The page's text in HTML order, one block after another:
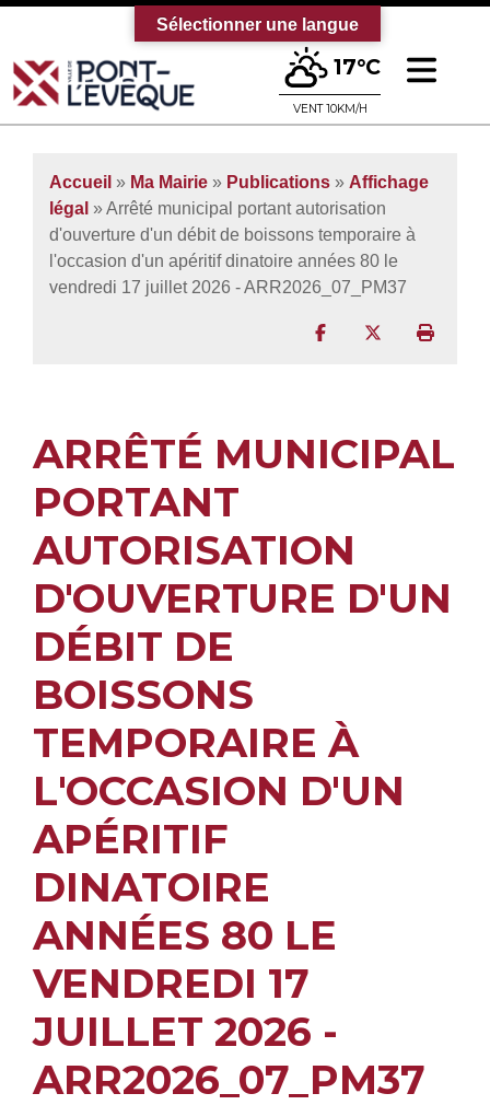
Bienvenue sur le site officiel de la
17°C
VENT 10KM/H
Accueil » Ma Mairie » Publications » Affichage
légal » Arrêté municipal portant autorisation
d'ouverture d'un débit de boissons temporaire à
l'occasion d'un apéritif dinatoire années 80 le
vendredi 17 juillet 2026 - ARR2026_07_PM37
Partager surPartager sur
ARRÊTÉ MUNICIPAL
PORTANT
AUTORISATION
D'OUVERTURE D'UN
DÉBIT DE
BOISSONS
TEMPORAIRE À
L'OCCASION D'UN
APÉRITIF
DINATOIRE
ANNÉES 80 LE
VENDREDI 17
JUILLET 2026 -
ARR2026_07_PM37
Sélectionner une langue